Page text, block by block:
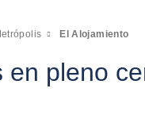
El Alojamiento
pleno